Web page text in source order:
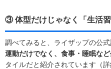
③ 体型だけじゃなく「生活
調べてみると、ライザップの公
運動だけでなく、食事・睡眠な
タイルだと紹介されています（詳